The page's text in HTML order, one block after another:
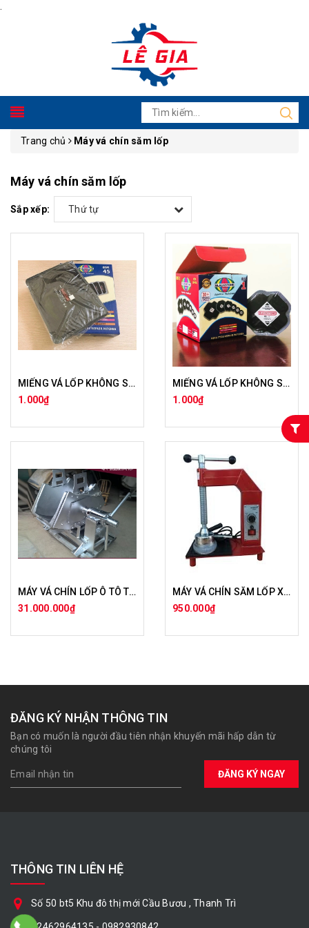
Trang chủ Máy vá chín săm lốp
Máy vá chín săm lốp
Sắp xếp: Thứ tự
MIẾNG VÁ LỐP KHÔNG SĂM XE TẢI , MIẾNG VÁ ẤN ĐỘ BỐ THẲNG BLACKSTONE
1.000₫
MIẾNG VÁ LỐP KHÔNG SĂM XE TẢI , MIẾNG VÁ ẤN ĐỘ BỐ CHÉO BS0- BS 8
1.000₫
MÁY VÁ CHÍN LỐP Ô TÔ TẢI
31.000.000₫
MÁY VÁ CHÍN SĂM LỐP XE MÁY
950.000₫
ĐĂNG KÝ NHẬN THÔNG TIN
Bạn có muốn là người đầu tiên nhận khuyến mãi hấp dẫn từ
chúng tôi
ĐĂNG KÝ NGAY
THÔNG TIN LIÊN HỆ
Số 50 bt5 Khu đô thị mới Cầu Bươu , Thanh Trì